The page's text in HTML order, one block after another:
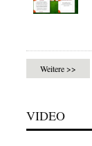
Weitere >>
VIDEO